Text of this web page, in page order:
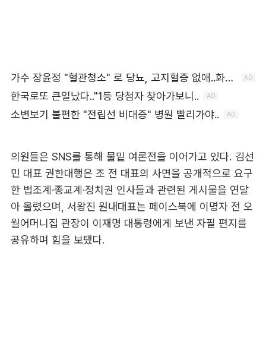
의원들은 SNS를 통해 물밑 여론전을 이어가고 있다. 김선
민 대표 권한대행은 조 전 대표의 사면을 공개적으로 요구
한 법조계·종교계·정치권 인사들과 관련된 게시물을 연달
아 올렸으며, 서왕진 원내대표는 페이스북에 이명자 전 오
월어머니집 관장이 이재명 대통령에게 보낸 자필 편지를
공유하며 힘을 보탰다.